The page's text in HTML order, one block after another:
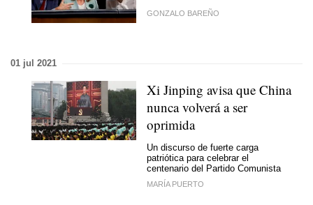
GONZALO BAREÑO
01 jul 2021
Xi Jinping avisa que China
nunca volverá a ser
oprimida
Un discurso de fuerte carga
patriótica para celebrar el
centenario del Partido Comunista
MARÍA PUERTO